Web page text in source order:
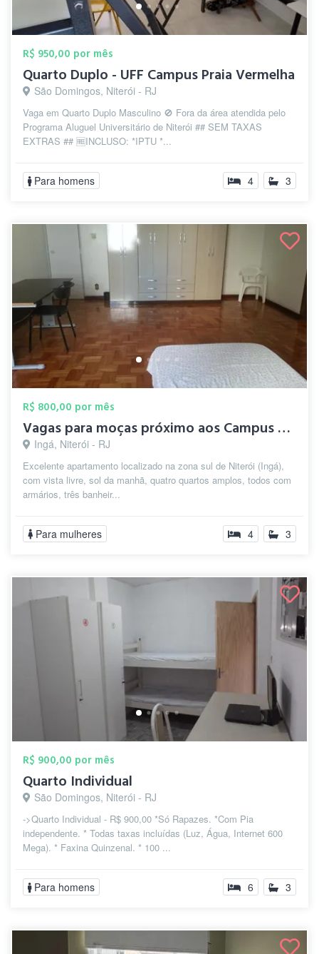
R$ 950,00 por mês
Quarto Duplo - UFF Campus Praia Vermelha
São Domingos, Niterói - RJ
Vaga em Quarto Duplo Masculino 🚫 Fora da área atendida pelo
Programa Aluguel Universitário de Niterói ## SEM TAXAS
EXTRAS ## 🆓INCLUSO: *IPTU *...
Para homens 4 3
R$ 800,00 por mês
Vagas para moças próximo aos Campus UFF
Ingá, Niterói - RJ
Excelente apartamento localizado na zona sul de Niterói (Ingá),
com vista livre, sol da manhã, quatro quartos amplos, todos com
armários, três banheir...
Para mulheres 4 3
R$ 900,00 por mês
Quarto Individual
São Domingos, Niterói - RJ
->Quarto Individual - R$ 900,00 *Só Rapazes. *Com Pia
independente. * Todas taxas incluídas (Luz, Água, Internet 600
Mega). * Faxina Quinzenal. * 100 ...
Para homens 6 3